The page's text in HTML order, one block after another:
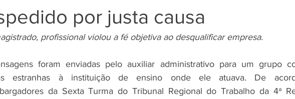
por justa causa
profissional violou a fé objetiva ao desqualificar empresa.
foram enviadas pelo auxiliar administrativo para um grupo
estranhas à instituição de ensino onde ele atuava. De
da Sexta Turma do Tribunal Regional do Trabalho da 4ª